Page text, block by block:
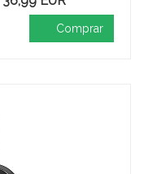
Comprar